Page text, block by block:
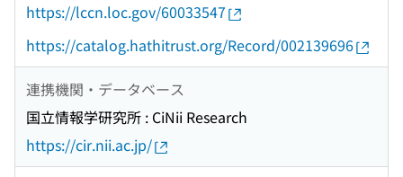
https://lccn.loc.gov/60033547
https://catalog.hathitrust.org/Record/002139696
連携機関・データベース
国立情報学研究所 : CiNii Research
https://cir.nii.ac.jp/